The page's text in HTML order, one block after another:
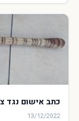
כתב אישום נגד
13/12/2022